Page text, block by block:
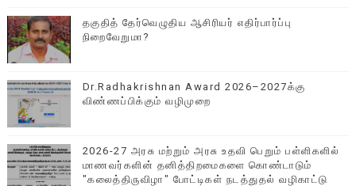
தகுதித் தேர்வெழுதிய ஆசிரியர் எதிர்பார்ப்பு
நிறைவேறுமா?
Dr.Radhakrishnan Award 2026–2027க்கு
விண்ணப்பிக்கும் வழிமுறை
2026-27 அரசு மற்றும் அரசு உதவி பெறும் பள்ளிகளில்
மாணவர்களின் தனித்திறமைகளை கொண்டாடும்
"கலைத்திருவிழா" போட்டிகள் நடத்துதல் வழிகாட்டு